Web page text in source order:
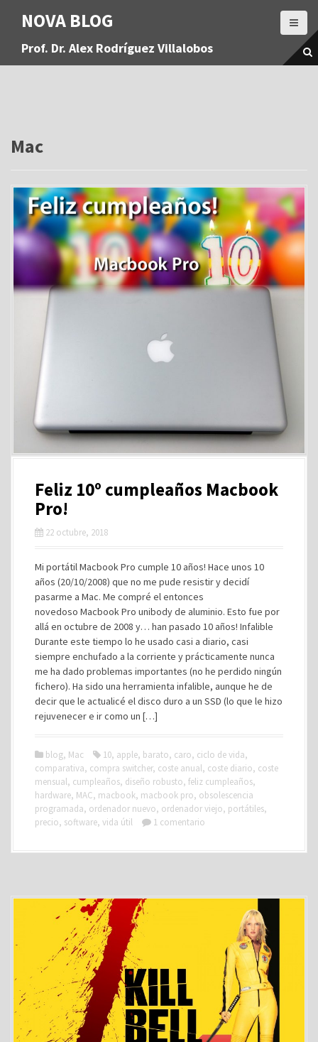
a
NOVA BLOG
Prof. Dr. Alex Rodríguez Villalobos
Mac
Feliz 10º cumpleaños Macbook
Pro!
22 octubre, 2018
Mi portátil Macbook Pro cumple 10 años! Hace unos 10
años (20/10/2008) que no me pude resistir y decidí
pasarme a Mac. Me compré el entonces
novedoso Macbook Pro unibody de aluminio. Esto fue por
allá en octubre de 2008 y… han pasado 10 años! Infalible
Durante este tiempo lo he usado casi a diario, casi
siempre enchufado a la corriente y prácticamente nunca
me ha dado problemas importantes (no he perdido ningún
fichero). Ha sido una herramienta infalible, aunque he de
decir que le actualicé el disco duro a un SSD (lo que le hizo
rejuvenecer e ir como un […]
blog, Mac 10, apple, barato, caro, ciclo de vida,
comparativa, compra switcher, coste anual, coste diario, coste
mensual, cumpleaños, diseño robusto, feliz cumpleaños,
hardware, MAC, macbook, macbook pro, obsolescencia
programada, ordenador nuevo, ordenador viejo, portátiles,
precio, software, vida útil 1 comentario